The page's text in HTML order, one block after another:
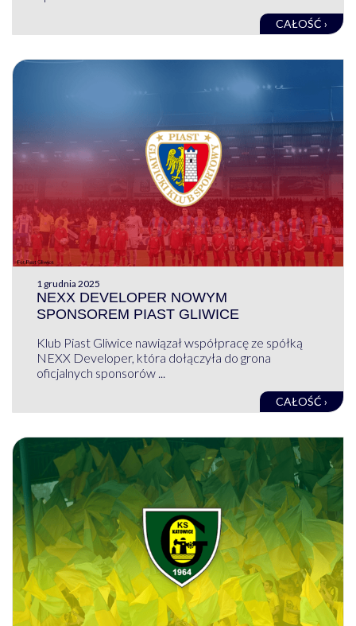
CAŁOŚĆ ›
1 grudnia 2025
NEXX DEVELOPER NOWYM
SPONSOREM PIAST GLIWICE
Klub Piast Gliwice nawiązał współpracę ze spółką
NEXX Developer, która dołączyła do grona
oficjalnych sponsorów ...
CAŁOŚĆ ›